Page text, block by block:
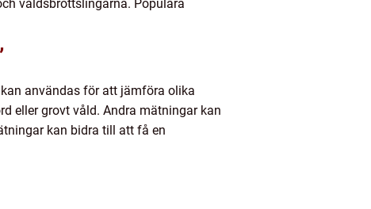
våldsbrottslingarna. Populära
användas för att jämföra olika
eller grovt våld. Andra mätningar kan
kan bidra till att få en